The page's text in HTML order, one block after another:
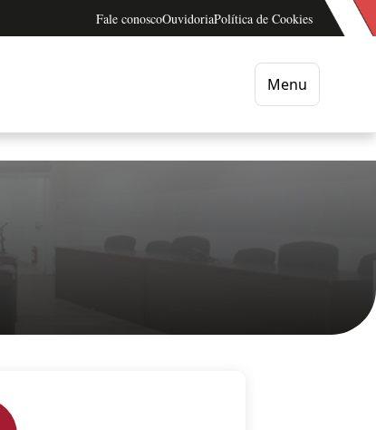
Fale conoscoOuvidoriaPolítica de Cookies
Menu